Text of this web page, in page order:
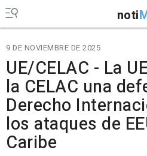
noti
9 DE NOVIEMBRE DE 2025
UE/CELAC - La
la CELAC una
Derecho
los ataques de
Caribe